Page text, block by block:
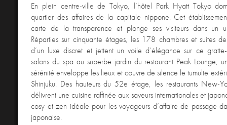
En plein centre-ville de Tokyo, l’hôtel Park Hyatt Tokyo
quartier des affaires de la capitale nippone. Cet
carte de la transparence et plonge ses visiteurs dans un
Réparties sur cinquante étages, les 178 chambres et suites de
d’un luxe discret et jettent un voile d’élégance sur ce
salons du spa au superbe jardin du restaurant Peak Lounge,
sérénité enveloppe les lieux et couvre de silence le tumulte
Shinjuku. Des hauteurs du 52e étage, les restaurants New-
délivrent une cuisine raffinée aux saveurs internationales et
cosy et zen idéale pour les voyageurs d’affaire de passage
japonaise.